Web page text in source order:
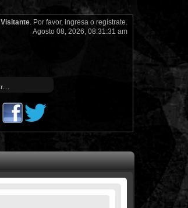
Visitante. Por favor, ingresao regístrate.
Agosto 08, 2026, 08:31:31 am